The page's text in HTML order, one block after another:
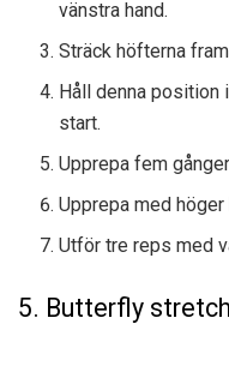
vänstra hand.
Sträck höfterna
Håll denna position
start.
Upprepa fem
Upprepa med höger
Utför tre reps med
5. Butterfly stretch